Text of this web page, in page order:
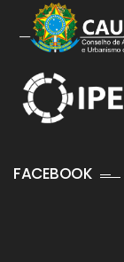
FACEBOOK